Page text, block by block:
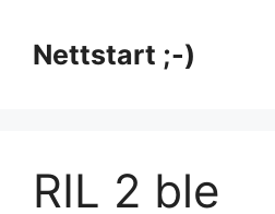
innholdNettstart ;-)
RIL 2 ble